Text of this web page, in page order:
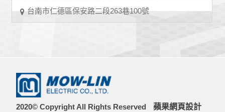
台南市仁德區保安路二段263巷100號
2020© Copyright All Rights Reserved 蘋果網頁設計